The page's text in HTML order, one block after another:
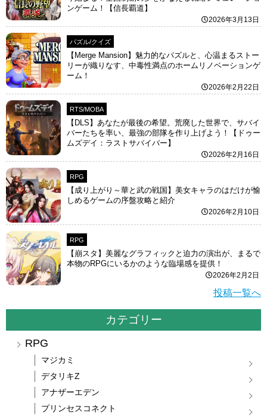
ンゲーム！【信長覇道】
2026年3月13日
パズル/クイズ
【Merge Mansion】魅力的なパズルと、心温まるストー
リーが織りなす、中毒性満点のホームリノベーションゲ
ーム！
2026年2月22日
RTS/MOBA
【DLS】あなたが最後の希望。荒廃した世界で、サバイ
バーたちを率い、最強の部隊を作り上げよう！【ドゥー
ムズデイ：ラストサバイバー】
2026年2月16日
RPG
【成り上がり～華と武の戦国】美女キャラのはだけが愉
しめるゲームの序盤攻略と紹介
2026年2月10日
RPG
【崩スタ】美麗なグラフィックと迫力の演出が、まるで
本物のRPGにいるかのような臨場感を提供！
2026年2月2日
投稿一覧へ
カテゴリー
RPG
マジカミ
デタリキZ
アナザーエデン
プリンセスコネクト